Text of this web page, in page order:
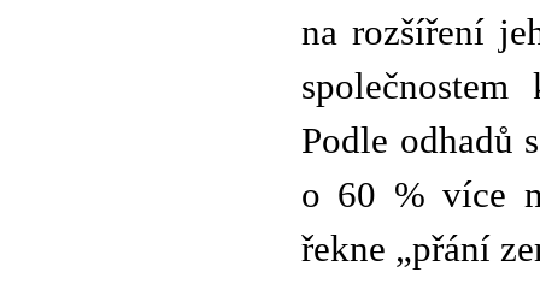
na rozšíření
Podle odhadů
o 60 % více
řekne „přání